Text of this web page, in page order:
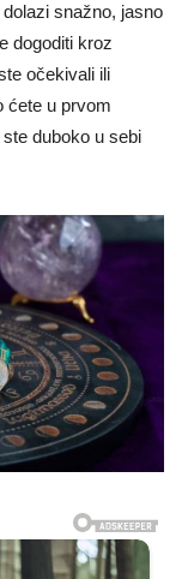
snažno, jasno
dogoditi kroz
očekivali ili
ćete u prvom
duboko u sebi